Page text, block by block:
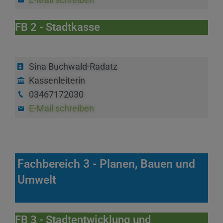
FB 2 - Stadtkasse
Sina Buchwald-Radatz
Kassenleiterin
03467172030
E-Mail schreiben
Fachbereich 3 - Planen, Bauen und
Umwelt
FB 3 - Stadtentwicklung und